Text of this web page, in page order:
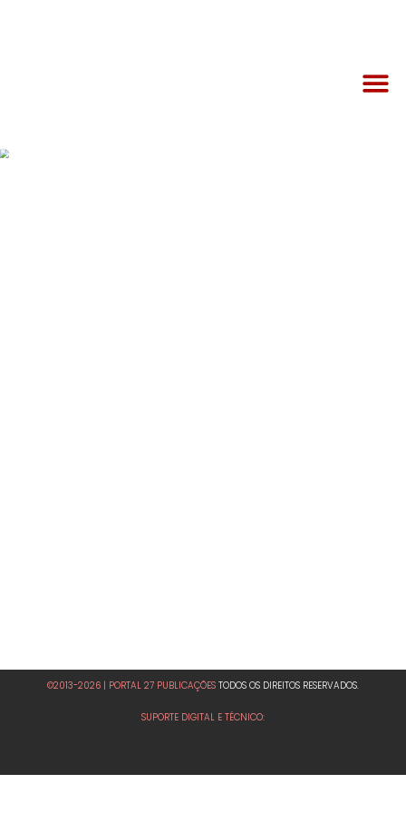
©2013-2026 | PORTAL 27 PUBLICAÇÕES TODOS OS DIREITOS RESERVADOS.
SUPORTE DIGITAL E TÉCNICO: